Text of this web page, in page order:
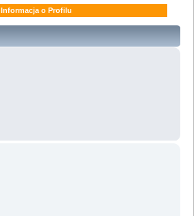
Informacja o Profilu